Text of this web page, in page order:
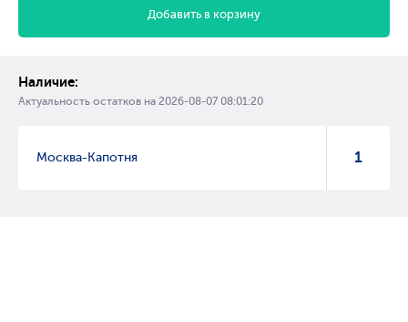
Добавить в корзину
Наличие:
Актуальность остатков на 2026-08-07 08:01:20
Москва-Капотня 1